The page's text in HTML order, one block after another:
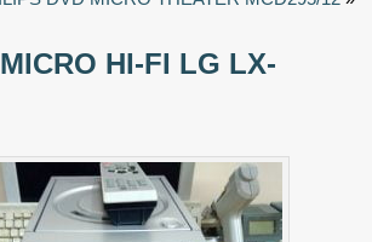
HI-FI LG LX-